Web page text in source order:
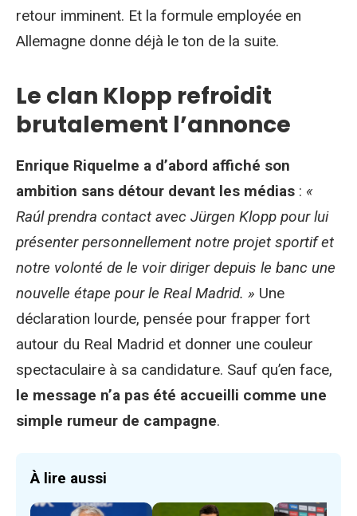
retour imminent. Et la formule employée en
Allemagne donne déjà le ton de la suite.
Le clan Klopp refroidit
brutalement l’annonce
Enrique Riquelme a d’abord affiché son
ambition sans détour devant les médias : «
Raúl prendra contact avec Jürgen Klopp pour lui
présenter personnellement notre projet sportif et
notre volonté de le voir diriger depuis le banc une
nouvelle étape pour le Real Madrid. » Une
déclaration lourde, pensée pour frapper fort
autour du Real Madrid et donner une couleur
spectaculaire à sa candidature. Sauf qu’en face,
le message n’a pas été accueilli comme une
simple rumeur de campagne.
À lire aussi